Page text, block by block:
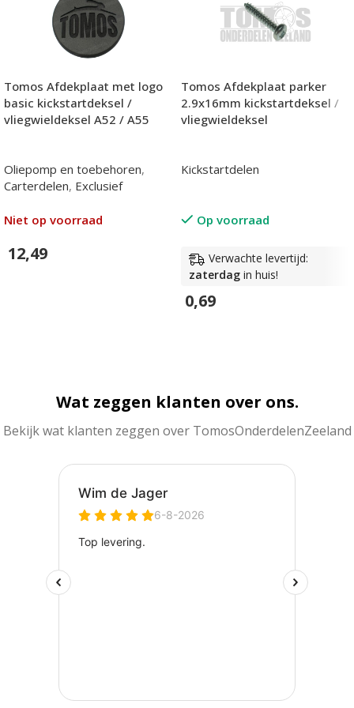
Tomos Afdekplaat met logo
basic kickstartdeksel /
vliegwieldeksel A52 / A55
Oliepomp en toebehoren,
Carterdelen, Exclusief
Niet op voorraad
12,49
Tomos Afdekplaat parker
2.9x16mm kickstartdeksel /
vliegwieldeksel
Kickstartdelen
Op voorraad
Verwachte levertijd:
zaterdag in huis!
0,69
Wat zeggen klanten over ons.
Bekijk wat klanten zeggen over TomosOnderdelenZeeland